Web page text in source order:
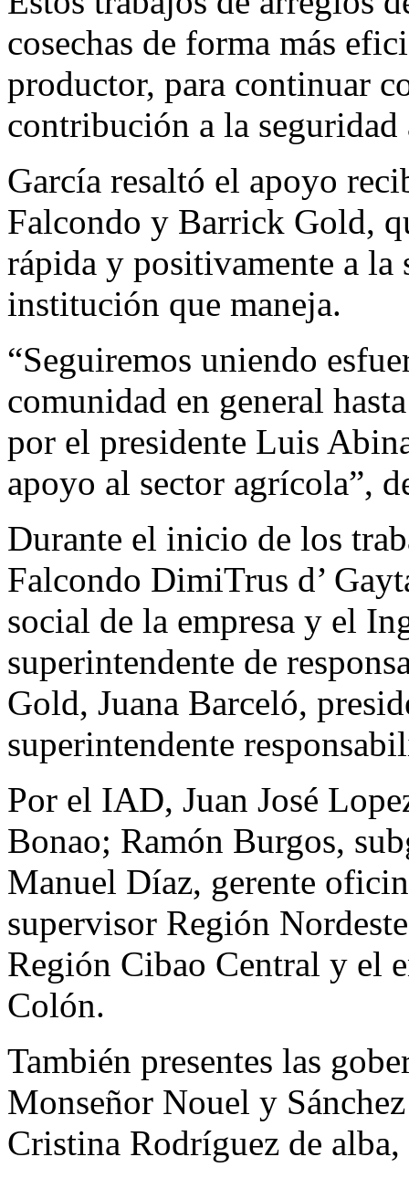
cosechas de forma más
productor, para continuar
contribución a la
García resaltó el apoyo
Falcondo y Barrick Gold,
rápida y positivamente a
institución que maneja.
“Seguiremos uniendo
comunidad en general
por el presidente Luis
apoyo al sector agrícola”,
Durante el inicio de los
Falcondo DimiTrus d’
social de la empresa y el
superintendente de
Gold, Juana Barceló,
superintendente
Por el IAD, Juan José
Bonao; Ramón Burgos,
Manuel Díaz, gerente
supervisor Región
Región Cibao Central y el
Colón.
También presentes las
Monseñor Nouel y
Cristina Rodríguez de alba,